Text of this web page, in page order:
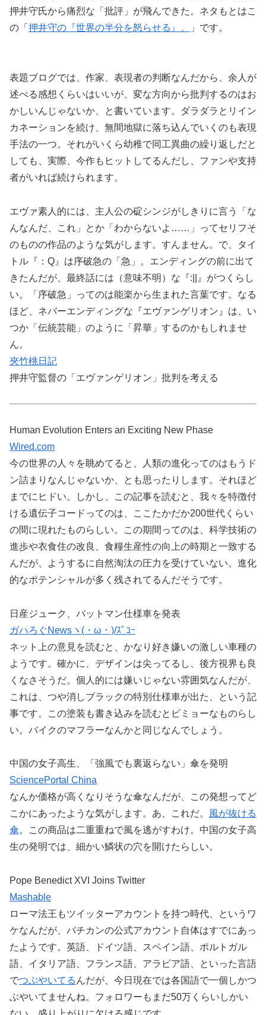
押井守氏から痛烈な「批評」が飛んできた。ネタもとはこ
の「 押井守の『世界の半分を怒らせる』。 」です。
表題ブログでは、作家、表現者の判断なんだから、余人が
述べる感想くらいはいいが、変な方向から批判するのはお
かしいんじゃないか、と書いています。ダラダラとリイン
カネーションを続け、無間地獄に落ち込んでいくのも表現
手法の一つ。それがいくら幼稚で同工異曲の繰り返しだと
しても、実際、今作もヒットしてるんだし、ファンや支持
者がいれば続けられます。
エヴァ素人的には、主人公の碇シンジがしきりに言う「な
んなんだ、これ」とか「わからないよ……」ってセリフそ
のものの作品のような気がします。すんません。で、タイ
トル『：Q』は序破急の「急」。エンディングの前に出て
きたんだが、最終話には（意味不明）な『:||』がつくらし
い。「序破急」ってのは能楽から生まれた言葉です。なる
ほど、ネバーエンディングな『エヴァンゲリオン』は、い
つか「伝統芸能」のように「昇華」するのかもしれませ
ん。
夾竹桃日記
押井守監督の「エヴァンゲリオン」批判を考える
Human Evolution Enters an Exciting New Phase
Wired.com
今の世界の人々を眺めてると、人類の進化ってのはもうド
ン詰まりなんじゃないか、とも思ったりします。それほど
までにヒドい。しかし、この記事を読むと、我々を特徴付
ける遺伝子コードってのは、ここたかだか200世代くらい
の間に現れたものらしい。この期間ってのは、科学技術の
進歩や衣食住の改良、食糧生産性の向上の時期と一致する
んだが、ようするに自然淘汰の圧力を受けていない。進化
的なポテンシャルが多く残されてるんだそうです。
日産ジューク、バットマン仕様車を発表
ガハろぐNewsヽ(・ω・)/ｽﾞｺｰ
ネット上の意見を読むと、かなり好き嫌いの激しい車種の
ようです。確かに、デザインは尖ってるし、後方視界も良
くなさそうだ。個人的には嫌いじゃない雰囲気なんだが、
これは、つや消しブラックの特別仕様車が出た、という記
事です。この塗装も書き込みを読むとビミョーなものらし
い。バイクのマフラーなんかと同じなんでしょう。
中国の女子高生、「強風でも裏返らない」傘を発明
SciencePortal China
なんか価格が高くなりそうな傘なんだが、この発想ってど
こかにあったような気がします。あ、これだ。 風が抜ける
傘。この商品は二重重ねで風を逃がすわけ。中国の女子高
生の発明では、細かい鱗状の穴を開けたらしい。
Pope Benedict XVI Joins Twitter
Mashable
ローマ法王もツイッターアカウントを持つ時代、というワ
ケなんだが、バチカンの公式アカウント自体はすでにあっ
たようです。英語、ドイツ語、スペイン語、ポルトガル
語、イタリア語、フランス語、アラビア語、といった言語
でつぶやいてる んだが、今日現在では各国語で一個しかつ
ぶやいてませんね。フォロワーもまだ50万くらいしかい